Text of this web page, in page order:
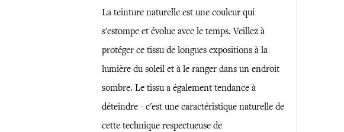
La teinture naturelle est une couleur qui
s'estompe et évolue avec le temps. Veillez à
protéger ce tissu de longues expositions à la
lumière du soleil et à le ranger dans un endroit
sombre. Le tissu a également tendance à
déteindre - c'est une caractéristique naturelle de
cette technique respectueuse de